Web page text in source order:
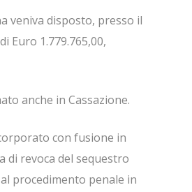
veniva disposto, presso il
Euro 1.779.765,00,
anche in Cassazione.
con fusione in
di revoca del sequestro
procedimento penale in